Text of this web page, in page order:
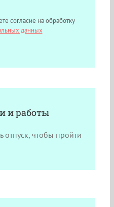
согласие на обработку
данных
и работы
отпуск, чтобы пройти